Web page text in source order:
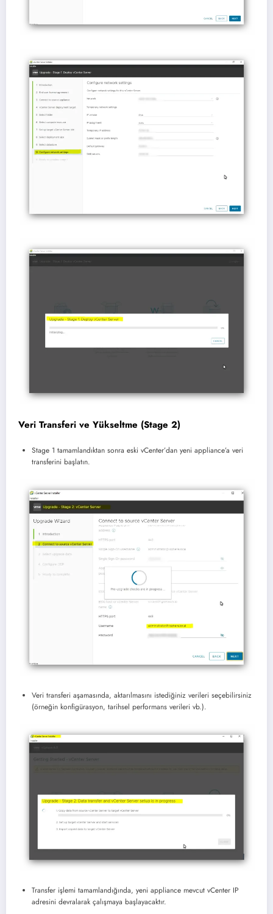
Veri Transferi ve Yükseltme (Stage 2)
Stage 1 tamamlandıktan sonra eski vCenter’dan yeni appliance’a veri
transferini başlatın.
Veri transferi aşamasında, aktarılmasını istediğiniz verileri seçebilirsiniz
(örneğin konfigürasyon, tarihsel performans verileri vb.).
Transfer işlemi tamamlandığında, yeni appliance mevcut vCenter IP
adresini devralarak çalışmaya başlayacaktır.